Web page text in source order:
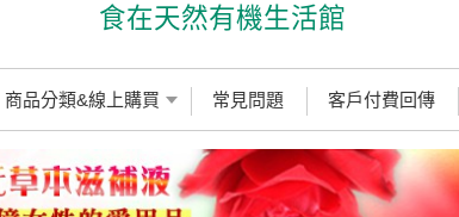
食在天然有機生活館
商品分類&線上購買 常見問題 客戶付費回傳